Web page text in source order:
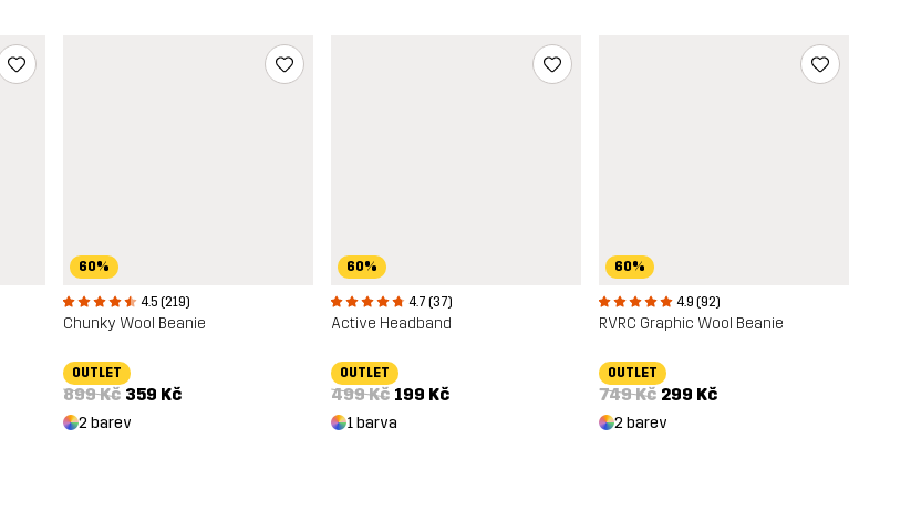
60%
4.5 (219)
Chunky Wool Beanie
OUTLET
899 Kč 359 Kč
2 barev
60%
4.7 (37)
Active Headband
OUTLET
499 Kč 199 Kč
1 barva
60%
4.9 (92)
RVRC Graphic Wool Beanie
OUTLET
749 Kč 299 Kč
2 barev